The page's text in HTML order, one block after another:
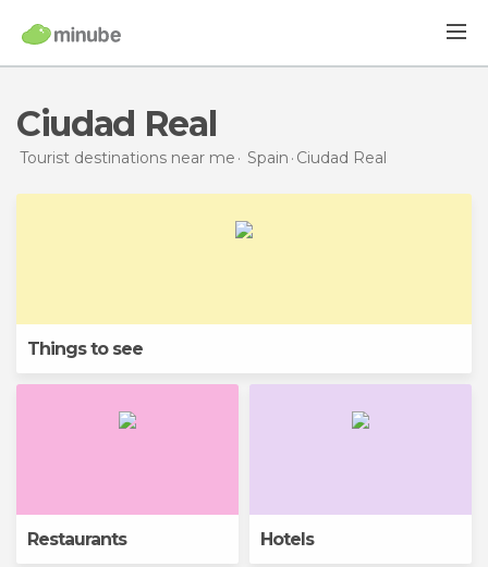
Ciudad Real
Tourist destinations near me Spain Ciudad Real
Things to see
Restaurants Hotels